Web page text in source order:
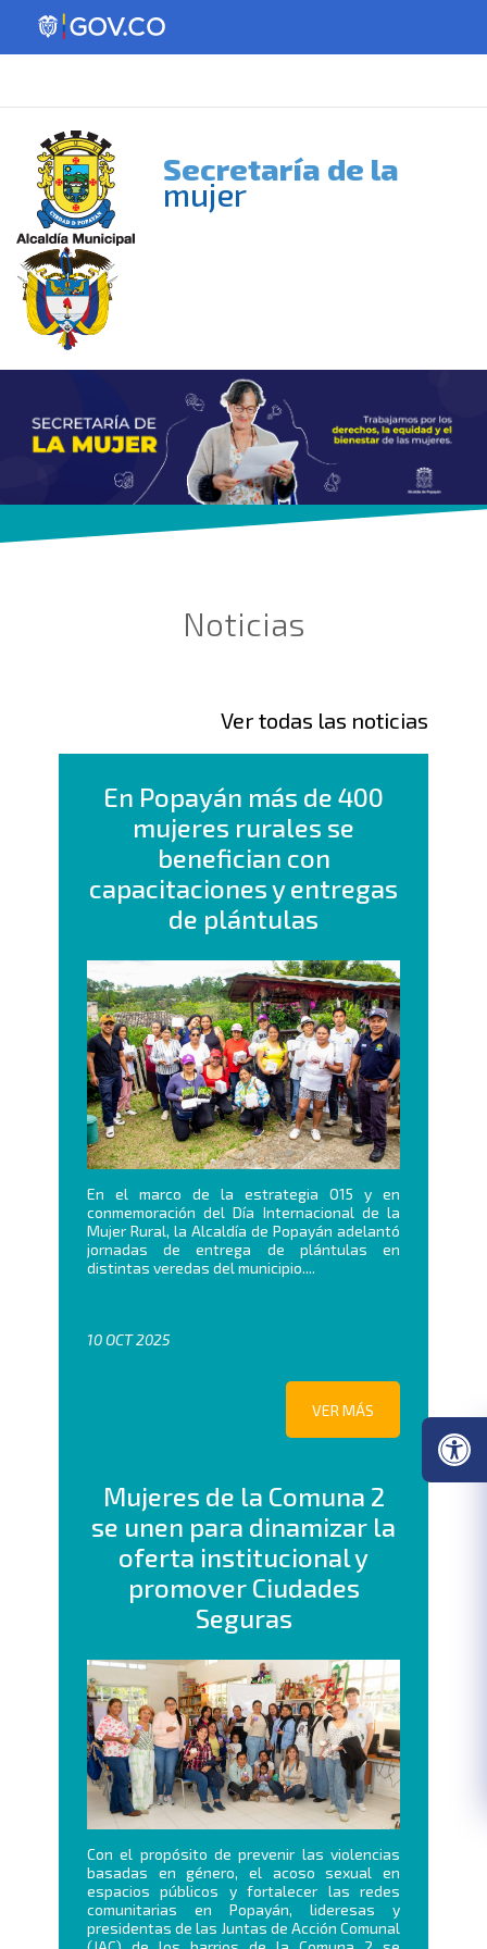
Secretaría de la
mujer
Noticias
Ver todas las noticias
En Popayán más de 400
mujeres rurales se
benefician con
capacitaciones y entregas
de plántulas
En el marco de la estrategia O15 y en
conmemoración del Día Internacional de la
Mujer Rural, la Alcaldía de Popayán adelantó
jornadas de entrega de plántulas en
distintas veredas del municipio....
10 OCT 2025
VER MÁS
Mujeres de la Comuna 2
se unen para dinamizar la
oferta institucional y
promover Ciudades
Seguras
Con el propósito de prevenir las violencias
basadas en género, el acoso sexual en
espacios públicos y fortalecer las redes
comunitarias en Popayán, lideresas y
presidentas de las Juntas de Acción Comunal